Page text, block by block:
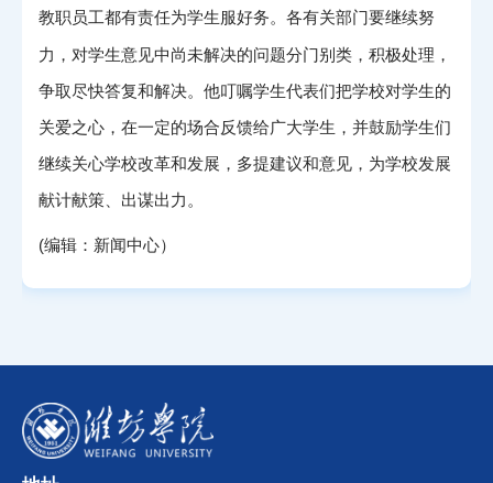
教职员工都有责任为学生服好务。各有关部门要继续努
力，对学生意见中尚未解决的问题分门别类，积极处理，
争取尽快答复和解决。他叮嘱学生代表们把学校对学生的
关爱之心，在一定的场合反馈给广大学生，并鼓励学生们
继续关心学校改革和发展，多提建议和意见，为学校发展
献计献策、出谋出力。
(编辑：新闻中心）